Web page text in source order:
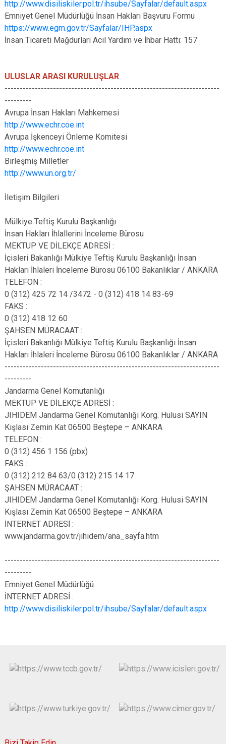
http://www.disiliskiler.pol.tr/ihsube/Sayfalar/default.aspx
Emniyet Genel Müdürlüğü İnsan Hakları Başvuru Formu
https://www.egm.gov.tr/Sayfalar/IHP.aspx
İnsan Ticareti Mağdurları Acil Yardım ve İhbar Hattı: 157
ULUSLAR ARASI KURULUŞLAR
-----------------------------------------------------------------------
---------
Avrupa İnsan Hakları Mahkemesi
http://www.echr.coe.int
Avrupa İşkenceyi Önleme Komitesi
http://www.echr.coe.int
Birleşmiş Milletler
http://www.un.org.tr/
İletişim Bilgileri
Mülkiye Teftiş Kurulu Başkanlığı
İnsan Hakları İhlallerini İnceleme Bürosu
MEKTUP VE DİLEKÇE ADRESİ :
İçisleri Bakanlığı Mülkiye Teftiş Kurulu Başkanlığı İnsan
Hakları İhlaleri İnceleme Bürosu 06100 Bakanlıklar / ANKARA
TELEFON :
0 (312) 425 72 14 /3472 - 0 (312) 418 14 83-69
FAKS :
0 (312) 418 12 60
ŞAHSEN MÜRACAAT :
İçisleri Bakanlığı Mülkiye Teftiş Kurulu Başkanlığı İnsan
Hakları İhlaleri İnceleme Bürosu 06100 Bakanlıklar / ANKARA
-----------------------------------------------------------------------
---------
Jandarma Genel Komutanlığı
MEKTUP VE DİLEKÇE ADRESİ :
JIHIDEM Jandarma Genel Komutanlığı Korg. Hulusi SAYIN
Kışlası Zemin Kat 06500 Beştepe – ANKARA
TELEFON :
0 (312) 456 1 156 (pbx)
FAKS :
0 (312) 212 84 63/0 (312) 215 14 17
ŞAHSEN MÜRACAAT :
JIHIDEM Jandarma Genel Komutanlığı Korg. Hulusi SAYIN
Kışlası Zemin Kat 06500 Beştepe – ANKARA
İNTERNET ADRESİ :
www.jandarma.gov.tr/jihidem/ana_sayfa.htm
-----------------------------------------------------------------------
---------
Emniyet Genel Müdürlüğü
İNTERNET ADRESİ :
http://www.disiliskiler.pol.tr/ihsube/Sayfalar/default.aspx